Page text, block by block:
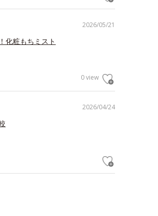
2026/05/21
化粧もちミスト
0 view
2026/04/24